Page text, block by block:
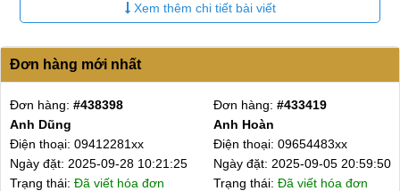
Địa chỉ thay main Realme GT uy tín, giá rẻ
MobileCity chắc chắn sẽ không làm quý khách thất vọng khi
sử dụng dịch vụ
sửa chữa Realme . Mọi thắc mắc về sửa,
thay Main Realme GT vui lòng liên hệ theo hotline để được
tư vấn trực tiếp.
Xem thêm chi tiết bài viết
Đơn hàng mới nhất
Đơn hàng:#425069
Anh Tiến ( ship + ốp )
Điện thoại: 09716840xx
Ngày đặt: 2025-07-28 15:30:39
Trạng thái:Đã viết hóa đơn
Đơn hàng:#424657
A,Thái
Điện thoại: 03754643xx
Ngày đặt: 2025-07-26
Trạng thái:Đã viết hóa